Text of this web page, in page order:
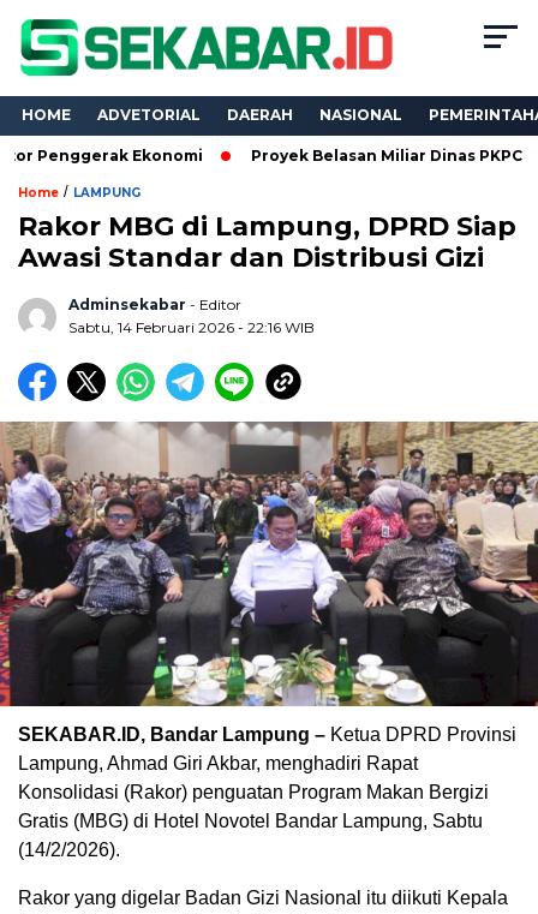
HOME ADVETORIAL DAERAH NASIONAL
Ekonomi Proyek Belasan Miliar Dinas PKPCK Lampung
Home / LAMPUNG
Rakor MBG di Lampung, DPRD Siap
Awasi Standar dan Distribusi Gizi
Adminsekabar - Editor
Sabtu, 14 Februari 2026 - 22:16 WIB
SEKABAR.ID, Bandar Lampung – Ketua DPRD Provinsi
Lampung, Ahmad Giri Akbar, menghadiri Rapat
Konsolidasi (Rakor) penguatan Program Makan Bergizi
Gratis (MBG) di Hotel Novotel Bandar Lampung, Sabtu
(14/2/2026).
Rakor yang digelar Badan Gizi Nasional itu diikuti Kepala